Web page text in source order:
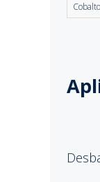
Cobalto